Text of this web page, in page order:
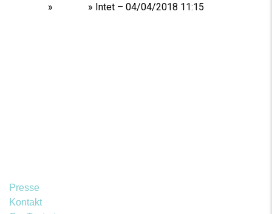
» » Intet – 04/04/2018 11:15
Presse
Kontakt